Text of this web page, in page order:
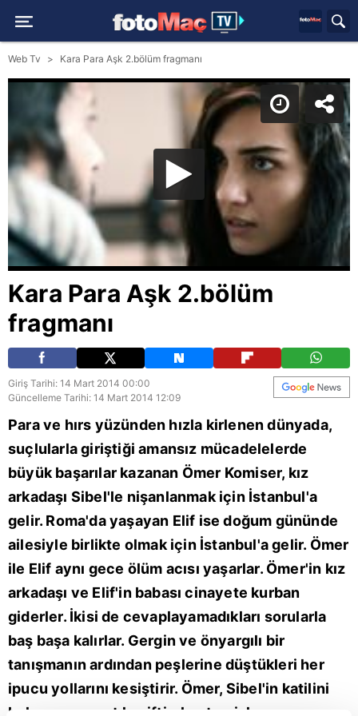
Web Tv Kara Para Aşk 2.bölüm fragmanı
Kara Para Aşk 2.bölüm
fragmanı
Giriş Tarihi: 14 Mart 2014 00:00
Güncelleme Tarihi: 14 Mart 2014 12:09
Para ve hırs yüzünden hızla kirlenen dünyada,
suçlularla giriştiği amansız mücadelelerde
büyük başarılar kazanan Ömer Komiser, kız
arkadaşı Sibel'le nişanlanmak için İstanbul'a
gelir. Roma'da yaşayan Elif ise doğum gününde
ailesiyle birlikte olmak için İstanbul'a gelir. Ömer
ile Elif aynı gece ölüm acısı yaşarlar. Ömer'in kız
arkadaşı ve Elif'in babası cinayete kurban
giderler. İkisi de cevaplayamadıkları sorularla
baş başa kalırlar. Gergin ve önyargılı bir
tanışmanın ardından peşlerine düştükleri her
ipucu yollarını kesiştirir. Ömer, Sibel'in katilini
bulmaya, ona atılan iftiraları temizlemeye